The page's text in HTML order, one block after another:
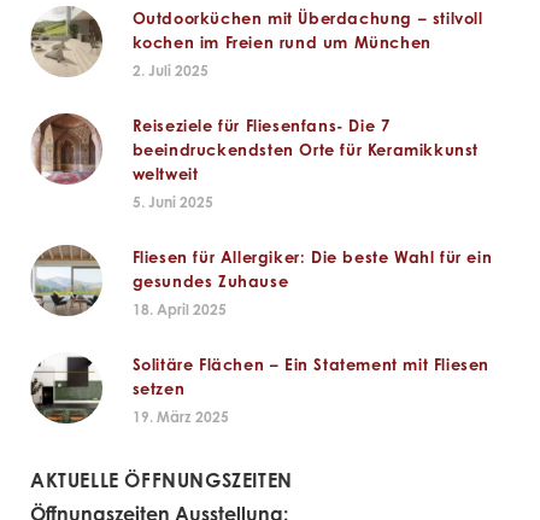
Outdoorküchen mit Überdachung – stilvoll
kochen im Freien rund um München
2. Juli 2025
Reiseziele für Fliesenfans- Die 7
beeindruckendsten Orte für Keramikkunst
weltweit
5. Juni 2025
Fliesen für Allergiker: Die beste Wahl für ein
gesundes Zuhause
18. April 2025
Solitäre Flächen – Ein Statement mit Fliesen
setzen
19. März 2025
AKTUELLE ÖFFNUNGSZEITEN
Öffnungszeiten Ausstellung: